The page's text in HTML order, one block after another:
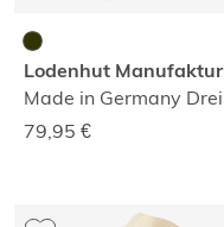
Lodenhut Manufaktur
79,95 €